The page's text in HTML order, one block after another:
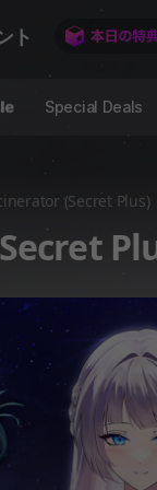
ト
Special Deals
(Secret Plus)